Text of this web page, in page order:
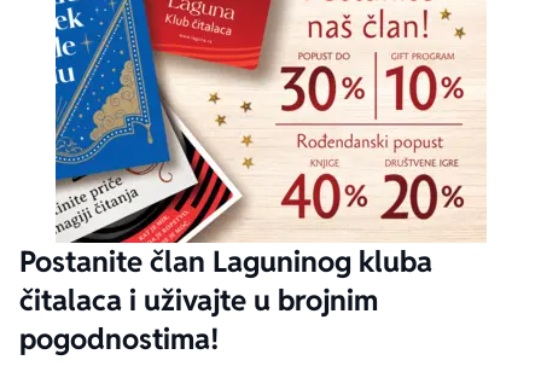
Postanite član Laguninog kluba
čitalaca i uživajte u brojnim
pogodnostima!